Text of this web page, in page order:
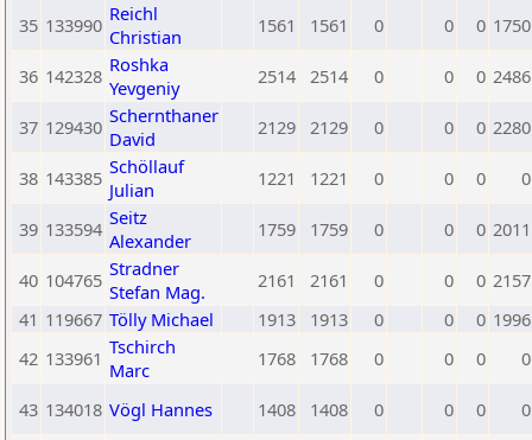
35 133990 Reichl
Christian
1561 1561 0 0 0 1750
36 142328 Roshka
Yevgeniy
2514 2514 0 0 0 2486
37 129430 Schernthaner
David
2129 2129 0 0 0 2280
38 143385 Schöllauf
Julian
1221 1221 0 0 0 0
39 133594 Seitz
Alexander
1759 1759 0 0 0 2011
40 104765 Stradner
Stefan Mag.
2161 2161 0 0 0 2157
41 119667 Tölly Michael 1913 1913 0 0 0 1996
42 133961 Tschirch
Marc
1768 1768 0 0 0 0
43 134018 Vögl Hannes 1408 1408 0 0 0
0